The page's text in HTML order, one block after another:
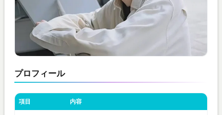
プロフィール
項目 内容